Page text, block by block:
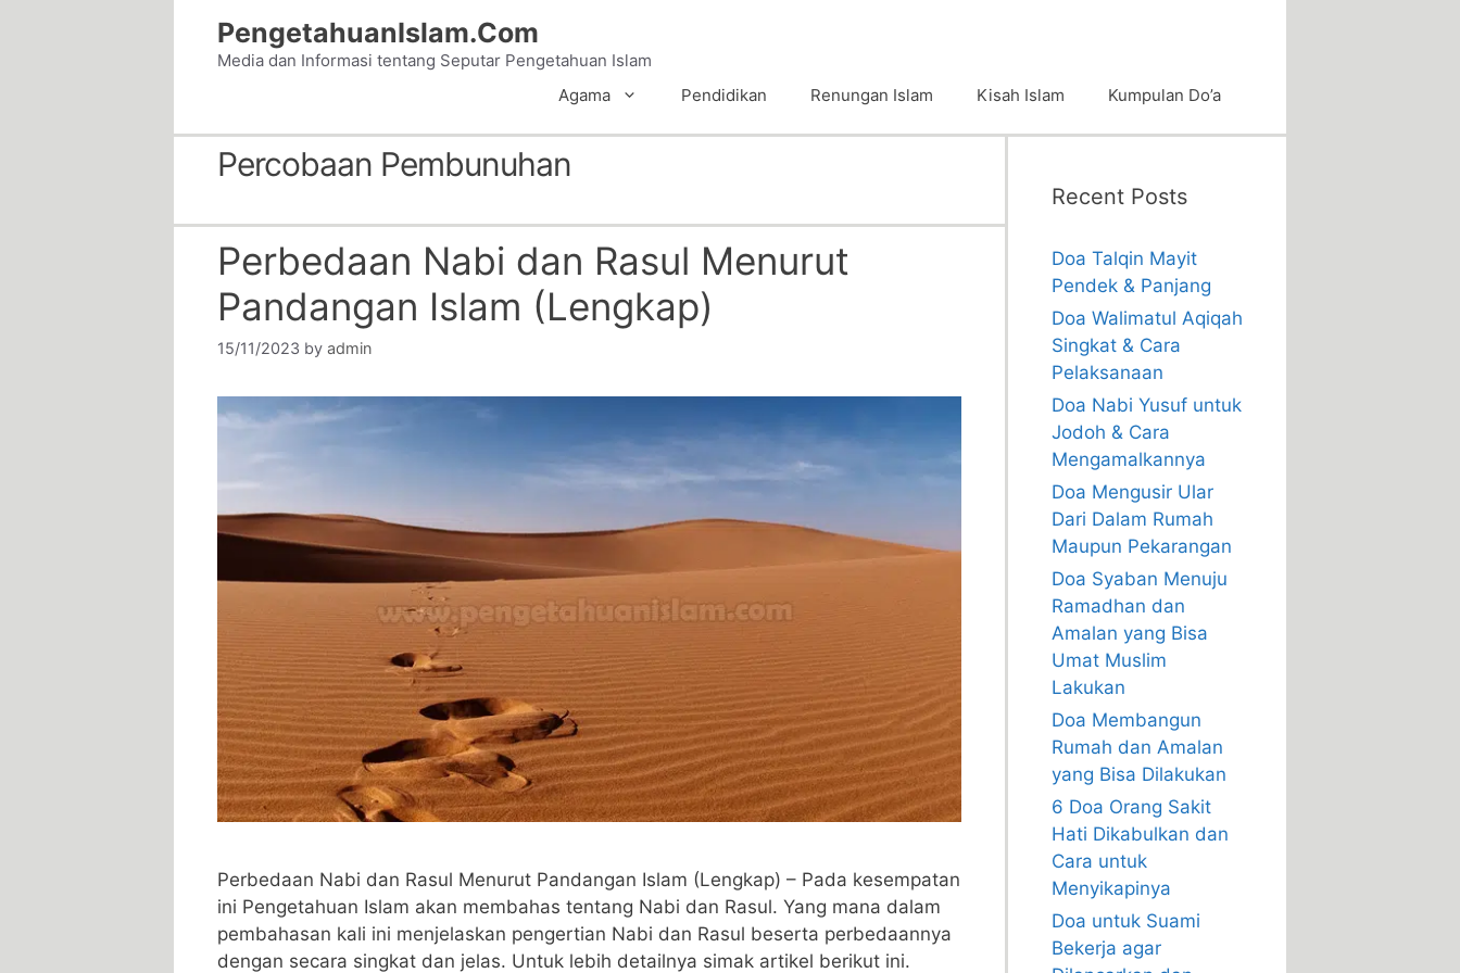
PengetahuanIslam.Com
Media dan Informasi tentang Seputar Pengetahuan Islam
Agama
Pendidikan Renungan Islam Kisah Islam Kumpulan Do’a
Percobaan Pembunuhan
Perbedaan Nabi dan Rasul Menurut
Pandangan Islam (Lengkap)
15/11/2023 by admin
Perbedaan Nabi dan Rasul Menurut Pandangan Islam (Lengkap) – Pada kesempatan
ini Pengetahuan Islam akan membahas tentang Nabi dan Rasul. Yang mana dalam
pembahasan kali ini menjelaskan pengertian Nabi dan Rasul beserta perbedaannya
dengan secara singkat dan jelas. Untuk lebih detailnya simak artikel berikut ini.
Recent Posts
Doa Talqin Mayit
Pendek & Panjang
Doa Walimatul Aqiqah
Singkat & Cara
Pelaksanaan
Doa Nabi Yusuf untuk
Jodoh & Cara
Mengamalkannya
Doa Mengusir Ular
Dari Dalam Rumah
Maupun Pekarangan
Doa Syaban Menuju
Ramadhan dan
Amalan yang Bisa
Umat Muslim
Lakukan
Doa Membangun
Rumah dan Amalan
yang Bisa Dilakukan
6 Doa Orang Sakit
Hati Dikabulkan dan
Cara untuk
Menyikapinya
Doa untuk Suami
Bekerja agar